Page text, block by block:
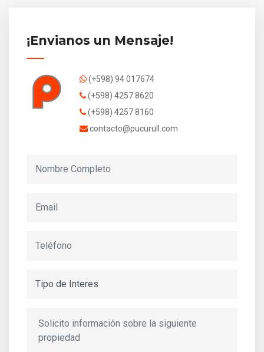
¡Envianos un Mensaje!
(+598) 94 017674
(+598) 4257 8620
(+598) 4257 8160
contacto@pucurull.com